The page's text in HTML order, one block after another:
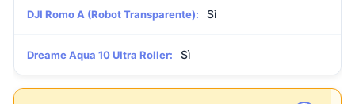
DJI Romo A (Robot Transparente): Sì
Dreame Aqua 10 Ultra Roller: Sì